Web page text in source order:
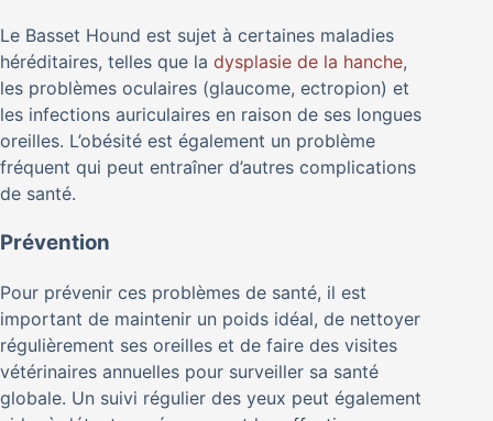
Le Basset Hound est sujet à certaines maladies
héréditaires, telles que la dysplasie de la hanche,
les problèmes oculaires (glaucome, ectropion) et
les infections auriculaires en raison de ses longues
oreilles. L’obésité est également un problème
fréquent qui peut entraîner d’autres complications
de santé.
Prévention
Pour prévenir ces problèmes de santé, il est
important de maintenir un poids idéal, de nettoyer
régulièrement ses oreilles et de faire des visites
vétérinaires annuelles pour surveiller sa santé
globale. Un suivi régulier des yeux peut également